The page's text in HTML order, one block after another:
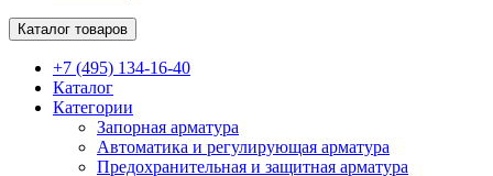
Каталог товаров
+7 (495) 134-16-40
Каталог
Категории
Запорная арматура
Автоматика и регулирующая арматура
Предохранительная и защитная арматура